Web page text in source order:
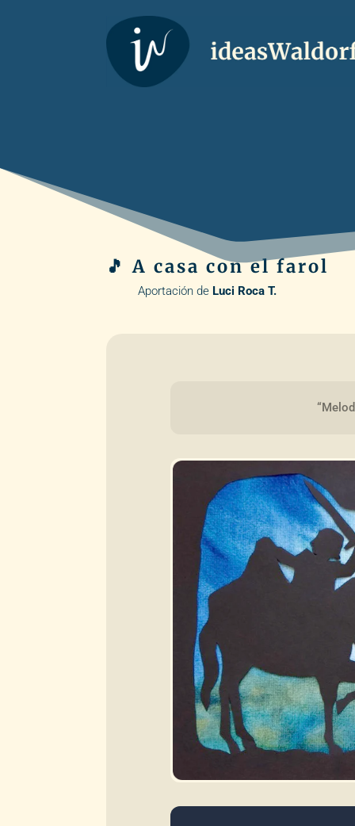
🎵 A casa con el farol
Aportación de Luci Roca T.